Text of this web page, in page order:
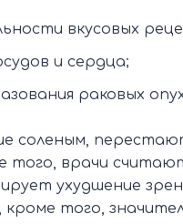
вкусовых
и сердца;
раковых
соленым,
того, врачи
ухудшение
того,